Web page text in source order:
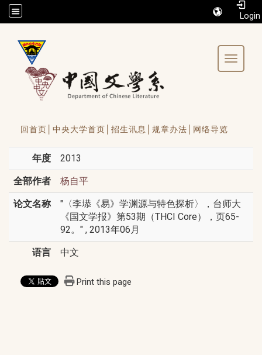
/accesskey"" title="Toolbar">:::
Toggle
回首页│ 中央大学首页│ 招生讯息│ 规章办法│ 网络导览
年度 2013
全部作者 杨自平
论文名称
"〈李塨《易》学渊源与特色探析〉，台师大
《国文学报》第53期（THCI Core），页65-
92。" , 2013年06月
语言 中文
Print this page